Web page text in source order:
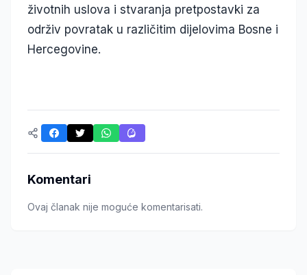
životnih uslova i stvaranja pretpostavki za
održiv povratak u različitim dijelovima Bosne i
Hercegovine.
Komentari
Ovaj članak nije moguće komentarisati.